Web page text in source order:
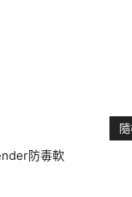
防毒軟